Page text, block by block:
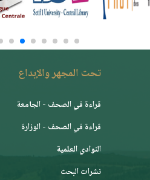
تحت المجهر والإبداع
قراءة في الصحف - الجامعة
قراءة في الصحف - الوزارة
النوادي العلمية
نشرات البحث